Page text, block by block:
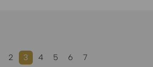
2 3 4 5 6 7